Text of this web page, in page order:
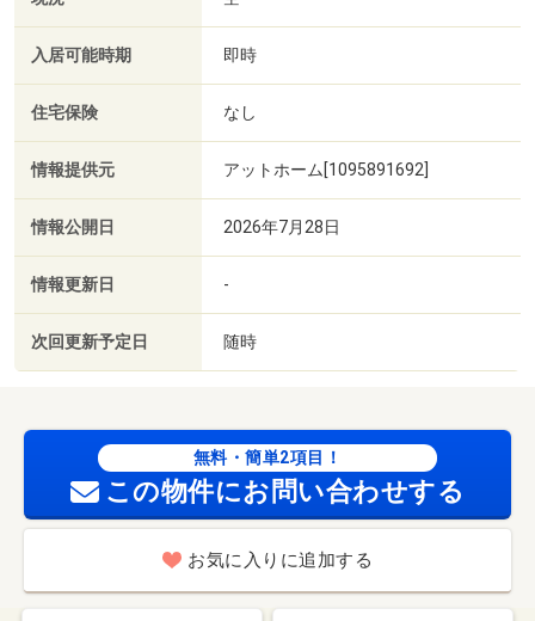
入居可能時期 即時
住宅保険 なし
情報提供元 アットホーム[1095891692]
情報公開日 2026年7月28日
情報更新日 -
次回更新予定日 随時
無料・簡単2項目！
この物件にお問い合わせする
お気に入りに追加する